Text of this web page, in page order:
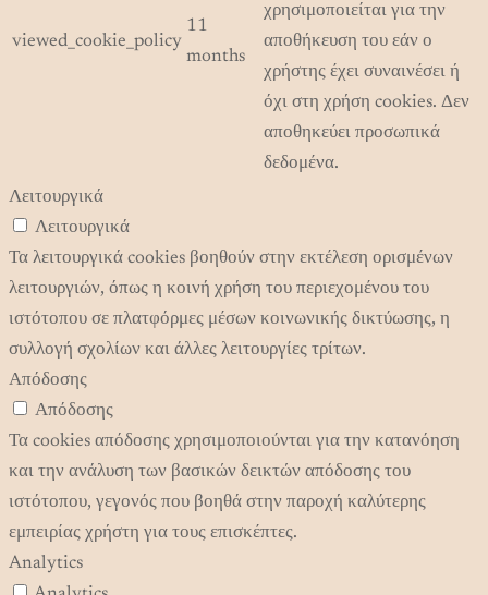
viewed_cookie_policy
11
months
χρησιμοποιείται για την
αποθήκευση του εάν ο
χρήστης έχει συναινέσει ή
όχι στη χρήση cookies. Δεν
αποθηκεύει προσωπικά
δεδομένα.
Λειτουργικά
Λειτουργικά
Τα λειτουργικά cookies βοηθούν στην εκτέλεση ορισμένων
λειτουργιών, όπως η κοινή χρήση του περιεχομένου του
ιστότοπου σε πλατφόρμες μέσων κοινωνικής δικτύωσης, η
συλλογή σχολίων και άλλες λειτουργίες τρίτων.
Απόδοσης
Απόδοσης
Τα cookies απόδοσης χρησιμοποιούνται για την κατανόηση
και την ανάλυση των βασικών δεικτών απόδοσης του
ιστότοπου, γεγονός που βοηθά στην παροχή καλύτερης
εμπειρίας χρήστη για τους επισκέπτες.
Analytics